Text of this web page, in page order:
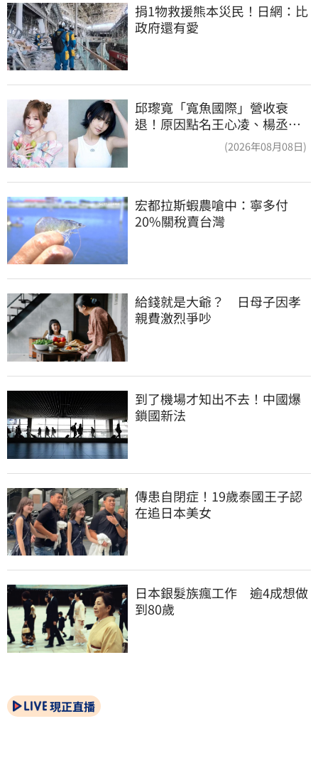
捐1物救援熊本災民！日網：比
政府還有愛
邱瓈寬「寬魚國際」營收衰
退！原因點名王心凌、楊丞琳
(2026年08月08日)
宏都拉斯蝦農嗆中：寧多付
20%關稅賣台灣
給錢就是大爺？　日母子因孝
親費激烈爭吵
到了機場才知出不去！中國爆
鎖國新法
傳患自閉症！19歲泰國王子認
在追日本美女
日本銀髮族瘋工作　逾4成想做
到80歲
現正直播